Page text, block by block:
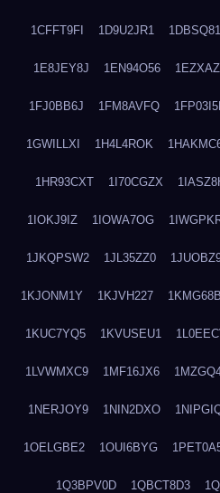
1CFFT9FI 1D9U2JR1
1E8JEY8J 1EN94O56
1FJ0BB6J 1FM8AVFQ
1GWILLXI 1H4L4ROK
1HR93CXT 1I70CGZX
1IOKJ9IZ 1IOWA7OG
1JKQPSW2 1JL35ZZ0
1KJONM1Y 1KJVH227
1KUC7YQ5 1KVUSEU1
1LVWMXC9 1MF16JX6
1NERJOY9 1NIN2DXO
1OELGBE2 1OUI6BYG
1Q3BPV0D 1QBCT8D3